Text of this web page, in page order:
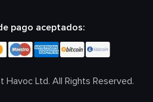
pago aceptados:
Ltd. All Rights Reserved.